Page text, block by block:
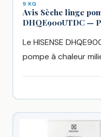
9 KG
Avis Sèche linge
DHQE900UTDC —
Le HISENSE
pompe à chaleur